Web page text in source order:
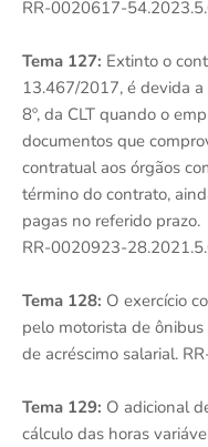
RR-0020617-
Tema 127: Extinto o
13.467/2017, é devida
8º, da CLT quando o
documentos que
contratual aos órgãos
término do contrato,
pagas no referido prazo.
RR-0020923-
Tema 128: O exercício
pelo motorista de
de acréscimo salarial.
Tema 129: O adicional
cálculo das horas